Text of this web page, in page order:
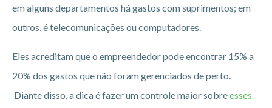
em alguns departamentos há gastos com suprimentos; em
outros, é telecomunicações ou computadores.
Eles acreditam que o empreendedor pode encontrar 15% a
20% dos gastos que não foram gerenciados de perto.
Diante disso, a dica é fazer um controle maior sobreesses